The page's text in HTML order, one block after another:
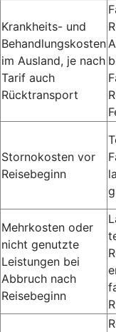
Krankheits- und
Behandlungskosten
im Ausland, je nach
Tarif auch
Rücktransport
Stornokosten vor
Reisebeginn
Mehrkosten oder
nicht genutzte
Leistungen bei
Abbruch nach
Reisebeginn